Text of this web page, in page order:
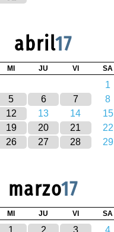
abril17
MI JU VI SA
1
5 6 7 8
12 13 14 15
19 20 21 22
26 27 28 29
marzo17
MI JU VI SA
1 2 3 4